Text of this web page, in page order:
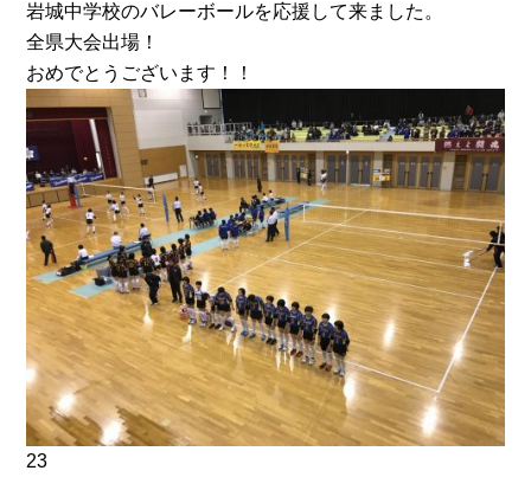
岩城中学校のバレーボールを応援して来ました。
全県大会出場！
おめでとうございます！！
23